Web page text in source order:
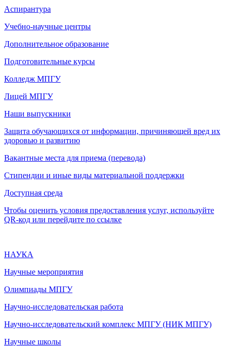
Аспирантура
Учебно-научные центры
Дополнительное образование
Подготовительные курсы
Колледж МПГУ
Лицей МПГУ
Наши выпускники
Защита обучающихся от информации, причиняющей вред их
здоровью и развитию
Вакантные места для приема (перевода)
Стипендии и иные виды материальной поддержки
Доступная среда
Чтобы оценить условия предоставления услуг, используйте
QR-код или перейдите по ссылке
НАУКА
Научные мероприятия
Олимпиады МПГУ
Научно-исследовательская работа
Научно-исследовательский комплекс МПГУ (НИК МПГУ)
Научные школы